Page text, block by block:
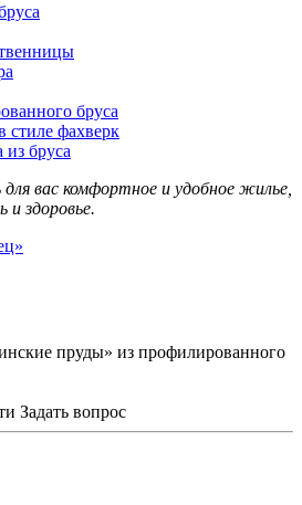
бруса
стиле фахверк
бруса
вас комфортное и удобное жилье,
и здоровье.
пруды» из профилированного
Задать вопрос